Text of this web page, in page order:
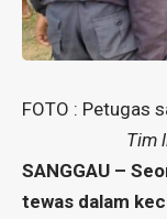
FOTO : Petugas
Tim
SANGGAU –
tewas dalam